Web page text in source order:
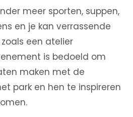
meer sporten, suppen,
en je kan verrassende
een atelier
is bedoeld om
maken met de
park en hen te inspireren